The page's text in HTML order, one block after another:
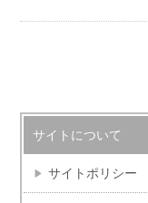
サイトについて
サイトポリシー